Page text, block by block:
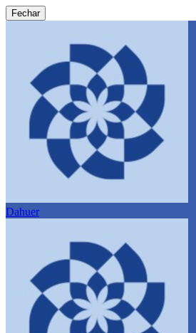
Fechar
Dahuer